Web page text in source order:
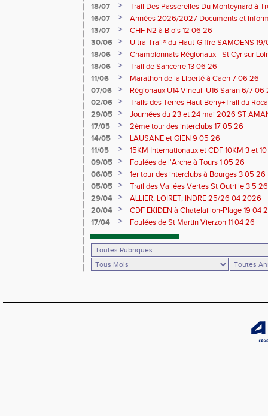
18/07
>
Trail Des Passerelles Du Monteynard à
16/07
>
Années 2026/2027 Documents et
13/07
>
CHF N2 à Blois 12 06 26
30/06
>
Ultra-Trail® du Haut-Giffre SAMOENS
18/06
>
Championnats Régionaux - St Cyr sur
Saran 13/14 06 26
18/06 >
Trail de Sancerre 13 06 26
11/06
>
Marathon de la Liberté à Caen 7 06 26
07/06
>
Régionaux U14 Vineuil U16 Saran 6/7 06
02/06
>
Trails des Terres Haut Berry+Trail du
du Berry 30/31 05 2026
29/05 >
Journées du 23 et 24 mai 2026 ST
17/05
>
2ème tour des interclubs 17 05 26
14/05
>
LAUSANE et GIEN 9 05 26
11/05
>
15KM Internationaux et CDF 10KM 3 et
09/05
>
Foulées de l'Arche à Tours 1 05 26
06/05
>
1er tour des interclubs à Bourges 3 05 26
05/05
>
Trail des Vallées Vertes St Outrille 3 5 26
29/04
>
ALLIER, LOIRET, INDRE 25/26 04 2026
20/04
>
CDF EKIDEN à Chatelaillon-Plage 19 04
17/04
> Foulées de St Martin Vierzon 11 04 26